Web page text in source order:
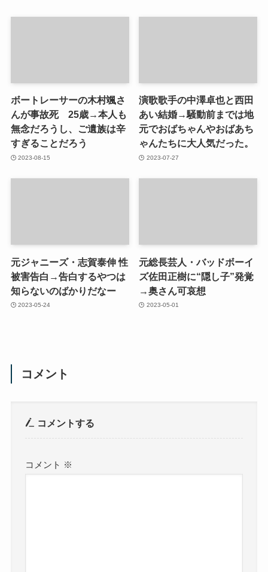
ボートレーサーの木村颯さ
んが事故死 25歳→本人も
無念だろうし、ご遺族は辛
すぎることだろう
2023-08-15
演歌歌手の中澤卓也と西田
あい結婚→騒動前までは地
元でおばちゃんやおばあち
ゃんたちに大人気だった。
2023-07-27
元ジャニーズ・志賀泰伸 性
被害告白→告白するやつは
知らないのばかりだなー
2023-05-24
元総長芸人・バッドボーイ
ズ佐田正樹に“隠し子”発覚
→奥さん可哀想
2023-05-01
コメント
コメントする
コメント ※